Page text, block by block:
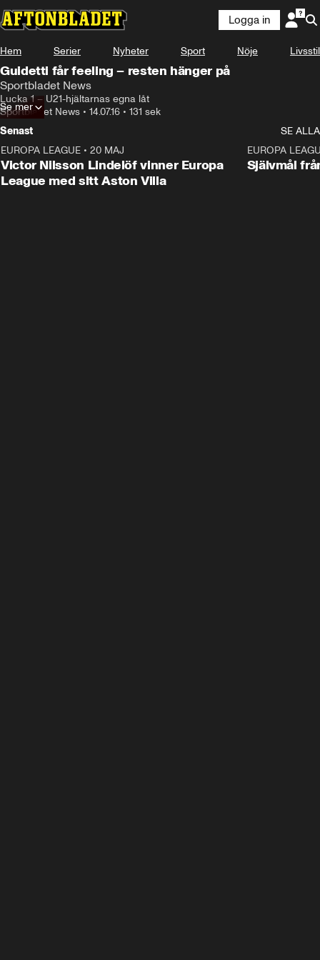
Logga in
Hem Serier Nyheter Sport Nöje Livsstil
Guidetti får feeling – resten hänger på
Sportbladet News
Lucka 1 – U21-hjältarnas egna låt
Sportbladet News • 14.07.16 • 131 sek
Se mer
Senast
SE ALLA
EUROPA LEAGUE • 20 MAJ
Victor Nilsson Lindelöf vinner Europa
League med sitt Aston Villa
EUROPA
Självmål